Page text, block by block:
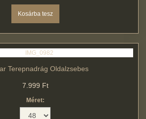
Terepnadrág Oldalzsebes
7.999 Ft
Méret: